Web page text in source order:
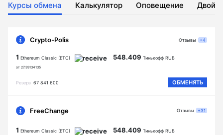
Курсы обмена Калькулятор Оповещение
Crypto-Polis
1 Ethereum Classic (ETC)
от 27.99134135
548.409 Тинькофф RUB
Резерв 67 841 600 ОБМЕНЯТЬ
Отзывы +4
FreeChange
1 Ethereum Classic (ETC) 548.409 Тинькофф RUB
Отзывы +31